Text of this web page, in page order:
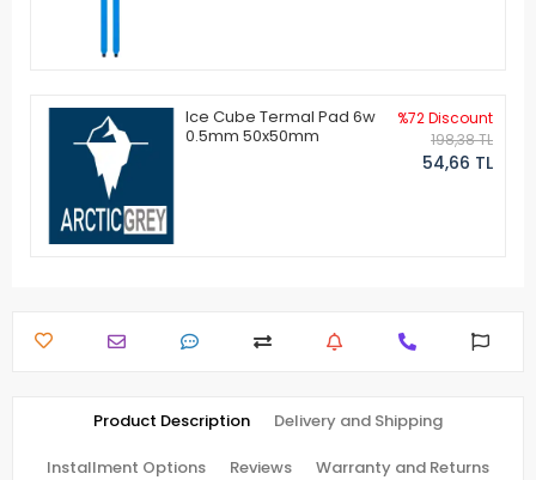
Ice Cube Termal Pad 6w
0.5mm 50x50mm
%72 Discount
198,38 TL
54,66 TL
Product Description Delivery and Shipping
Installment Options Reviews Warranty and Returns